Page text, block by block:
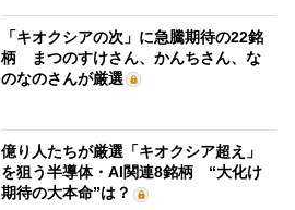
「キオクシアの次」に急騰期待の22銘
柄 まつのすけさん、かんちさん、な
のなのさんが厳選
億り人たちが厳選「キオクシア超え」
を狙う半導体・AI関連8銘柄 “大化け
期待の大本命”は？